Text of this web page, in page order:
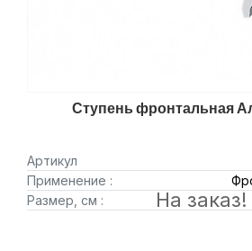
Ступень фронтальная
Артикул
Применение :
Размер, см :
На заказ!